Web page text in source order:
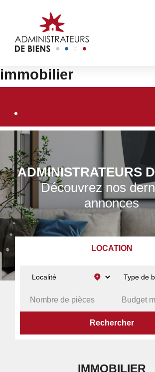
immobilier
ADMINISTRATEURS
Découvrez nos
annonces
LOCATION
RECHERCHE PAR DÉPARTEMENT
IMMOBILIER